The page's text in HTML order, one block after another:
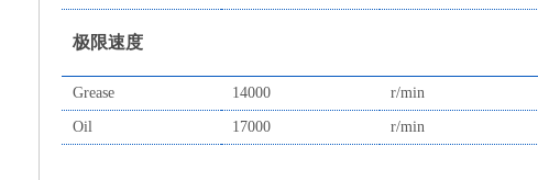
极限速度
Grease 14000 r/min
Oil 17000 r/min